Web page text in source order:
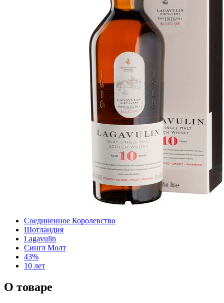
Соединенное Королевство
Шотландия
Lagavulin
Сингл Молт
43%
10 лет
О товаре